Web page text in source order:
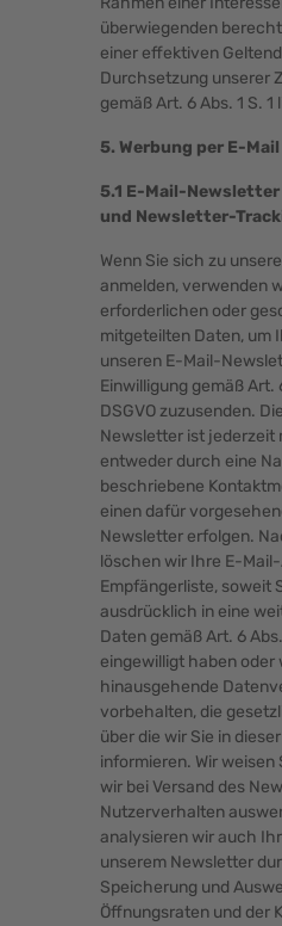
überwiegenden
einer effektiven
Durchsetzung unserer
gemäß Art. 6 Abs. 1 S. 1
5. Werbung per E-Mail
5.1 E-Mail-
und Newsletter-
Wenn Sie sich zu
anmelden, verwenden
erforderlichen oder
mitgeteilten Daten, um
unseren E-Mail-
Einwilligung gemäß Art.
DSGVO zuzusenden.
Newsletter ist jederzeit
entweder durch eine
beschriebene
einen dafür
Newsletter erfolgen.
löschen wir Ihre E-
Empfängerliste, soweit
ausdrücklich in eine
Daten gemäß Art. 6 Abs.
eingewilligt haben oder
hinausgehende
vorbehalten, die
über die wir Sie in
informieren. Wir weisen
wir bei Versand des
Nutzerverhalten
analysieren wir auch
unserem Newsletter
Speicherung und
Öffnungsraten und der